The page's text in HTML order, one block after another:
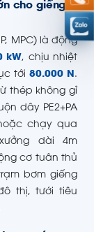
cho giếng
MPC) là động
kW, chịu nhiệt
tới 80.000 N.
thép không gỉ
dây PE2+PA
chạy qua
dài 4m
cơ tuân thủ
bơm giếng
thị, tưới tiêu